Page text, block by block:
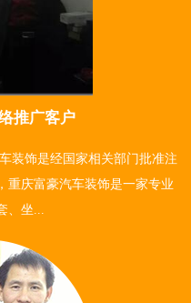
推广客户
装饰是经国家相关部门批准注
重庆富豪汽车装饰是一家专业
、坐...